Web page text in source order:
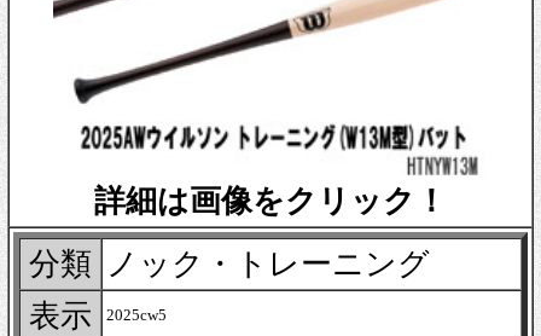
詳細は画像をクリック！
分類
ノック・トレーニング
表示
2025cw5